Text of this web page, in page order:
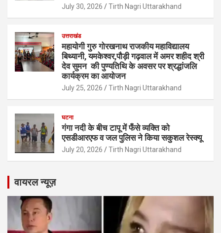
July 30, 2026 Tirth Nagri Uttarakhand
उत्तराखंड
महायोगी गुरु गोरखनाथ राजकीय महाविद्यालय
बिथ्यानी, यमकेश्वर,पौड़ी गढ़वाल में अमर शहीद श्री
देव सुमन की पुण्यतिथि के अवसर पर श्रद्धांजलि
कार्यक्रम का आयोजन
July 25, 2026 Tirth Nagri Uttarakhand
घटना
गंगा नदी के बीच टापू में फँसे व्यक्ति को
एसडीआरएफ व जल पुलिस ने किया सकुशल रेस्क्यू
July 20, 2026 Tirth Nagri Uttarakhand
वायरल न्यूज़